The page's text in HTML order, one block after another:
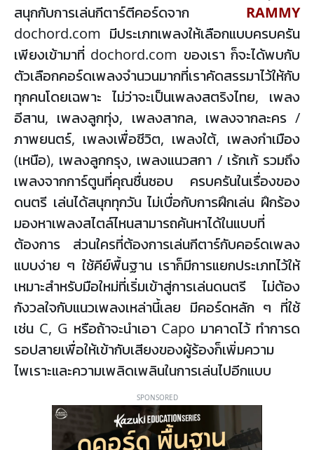
สนุกกับการเล่นกีตาร์ตีคอร์ดจาก RAMMY
dochord.com มีประเภทเพลงให้เลือกแบบครบครัน
เพียงเข้ามาที่ dochord.com ของเรา ก็จะได้พบกับ
ตัวเลือกคอร์ดเพลงจำนวนมากที่เราคัดสรรมาไว้ให้กับ
ทุกคนโดยเฉพาะ ไม่ว่าจะเป็นเพลงสตริงไทย, เพลง
อีสาน, เพลงลูกทุ่ง, เพลงสากล, เพลงจากละคร /
ภาพยนตร์, เพลงเพื่อชีวิต, เพลงใต้, เพลงกำเมือง
(เหนือ), เพลงลูกกรุง, เพลงแนวสกา / เร้กเก้ รวมถึง
เพลงจากการ์ตูนที่คุณชื่นชอบ ครบครันในเรื่องของ
ดนตรี เล่นได้สนุกทุกวัน ไม่เบื่อกับการฝึกเล่น ฝึกร้อง
มองหาเพลงสไตล์ไหนสามารถค้นหาได้ในแบบที่
ต้องการ ส่วนใครที่ต้องการเล่นกีตาร์กับคอร์ดเพลง
แบบง่าย ๆ ใช้คีย์พื้นฐาน เราก็มีการแยกประเภทไว้ให้
เหมาะสำหรับมือใหม่ที่เริ่มเข้าสู่การเล่นดนตรี ไม่ต้อง
กังวลใจกับแนวเพลงเหล่านี้เลย มีคอร์ดหลัก ๆ ที่ใช้
เช่น C, G หรือถ้าจะนำเอา Capo มาคาดไว้ ทำการด
รอปสายเพื่อให้เข้ากับเสียงของผู้ร้องก็เพิ่มความ
ไพเราะและความเพลิดเพลินในการเล่นไปอีกแบบ
SPONSORED